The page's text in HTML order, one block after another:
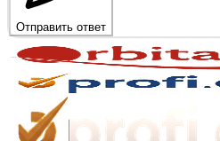
Отправить ответ